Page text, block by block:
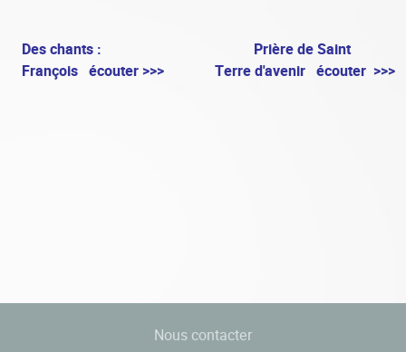
Des chants :
Prière de Saint
François écouter >>>
Terre d'avenir écouter >>>
Nous contacter